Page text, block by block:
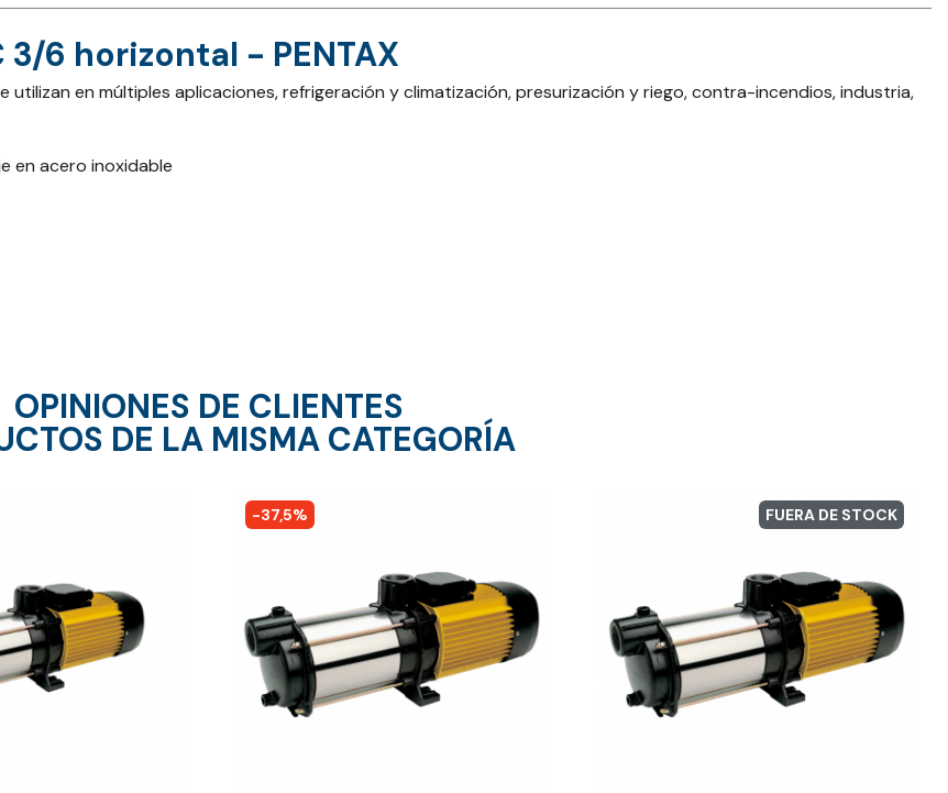
6 horizontal - PENTAX
utilizan en múltiples aplicaciones, refrigeración y climatización, presurización y riego, contra-incendios, industria,
en acero inoxidable
OPINIONES DE CLIENTES
DE LA MISMA CATEGORÍA
-37,5% FUERA DE STOCK